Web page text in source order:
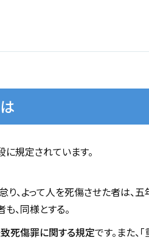
規定されています。
よって人を死傷させた者は、
、同様とする。
致死傷罪に関する規定です。また